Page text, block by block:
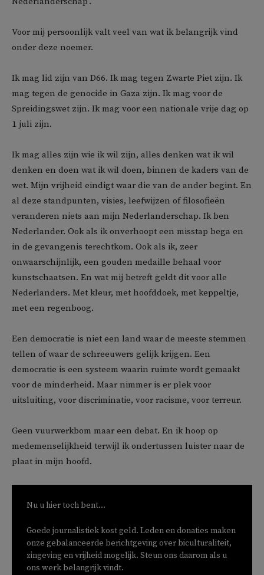
Voor mij persoonlijk valt veel van wat ik belangrijk vind
onder deze noemer.
Ik mag lid zijn van D66. Ik mag tegen Zwarte Piet zijn. Ik
mag tegen de genocide in Gaza zijn. Ik mag voor de
Spreidingswet zijn. Ik mag voor een nationale vrije dag op
1 juli zijn.
Ik mag alles zijn wie ik wil zijn, alles denken wat ik wil
denken en doen wat ik wil doen, binnen de kaders van de
wet. Mijn vrijheid eindigt waar die van de ander begint. En
al deze standpunten, visies, leefwijzen of filosofieën
veranderen niets aan mijn Nederlanderschap. Ik ben
Nederlander. Ook als ik onverhoopt een misstap bega en
in de gevangenis terechtkom. Ook als ik, zeer
onwaarschijnlijk, een gouden medaille behaal voor
kunstschaatsen. En wat mij betreft geldt dit voor alle
Nederlanders. Met kleur, met hoofddoek, met keppeltje,
met een regenboog.
Een democratie is niet een land waar de meeste stemmen
tellen of waar de schreeuwers gelijk krijgen. Een
democratie is een systeem waarin ruimte wordt gemaakt
voor de minderheid. Maar nimmer is er plek voor
uitsluiting, voor discriminatie, voor racisme, voor terreur.
Geen vuurwerkbom maar een debat. En ik hoop op
medemenselijkheid terwijl ik ondertussen luister naar de
plaat in mijn hoofd.
Nu u hier toch bent...
Goede journalistiek kost geld. Leden en donaties maken
onze gebalanceerde berichtgeving over biculturaliteit,
zingeving en vrijheid mogelijk. Steun ons daarom als u
ons werk belangrijk vindt.